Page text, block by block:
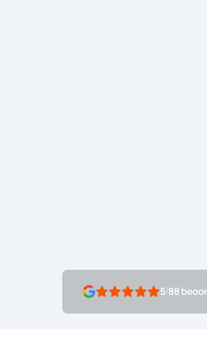
5|88